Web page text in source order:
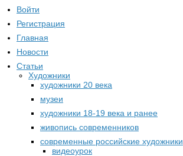
Войти
Регистрация
Главная
Новости
Статьи
Художники
художники 20 века
музеи
художники 18-19 века и ранее
живопись современников
современные российские художники
видеоурок